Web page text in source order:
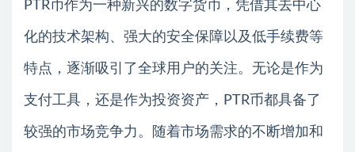
PTR币作为一种新兴的数字货币，凭借其去中心
化的技术架构、强大的安全保障以及低手续费等
特点，逐渐吸引了全球用户的关注。无论是作为
支付工具，还是作为投资资产，PTR币都具备了
较强的市场竞争力。随着市场需求的不断增加和